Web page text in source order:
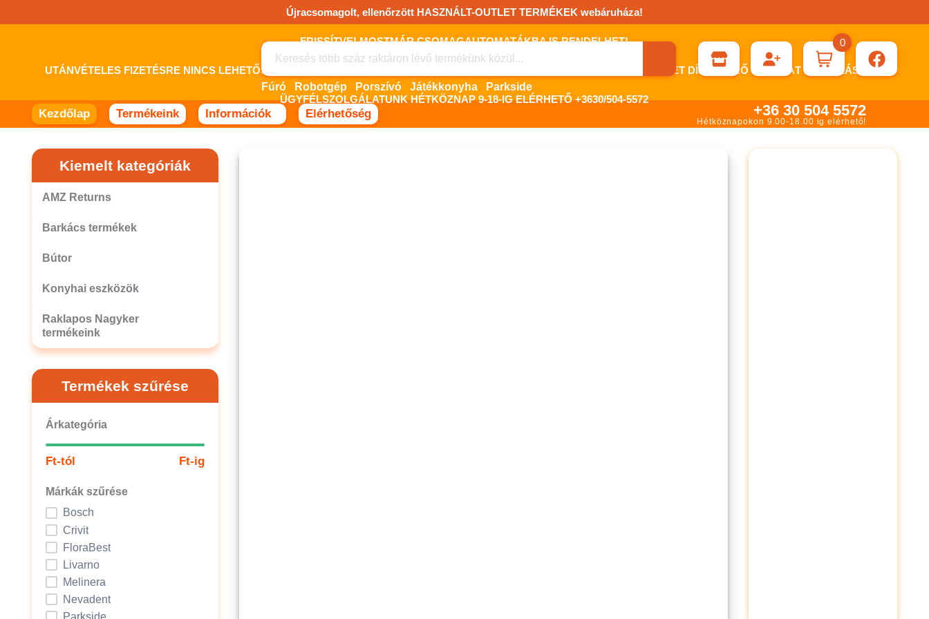
a
Újracsomagolt, ellenőrzött HASZNÁLT-OUTLET TERMÉKEK webáruháza!
FRISSÍTVE! MOSTMÁR CSOMAGAUTOMATÁKBA IS RENDELHET!
UTÁNVÉTELES FIZETÉSRE NINCS LEHETŐSÉG! FIZETNI ONLINE BANKKÁRTYÁVAL LEHETSÉGES, SZÜKSÉG ESETÉN KÉRHET DÍJBEKÉRŐ SZÁMLÁT ÁTUTALÁSHOZ.
ÜGYFÉLSZOLGÁLATUNK HÉTKÖZNAP 9-18-IG ELÉRHETŐ +3630/504-5572
Fúró Robotgép Porszívó Játékkonyha Parkside
0
Kezdőlap Termékeink Információk Elérhetőség +36 30 504 5572
Hétköznapokon 9.00-18.00 ig elérhető!
Kiemelt kategóriák
AMZ Returns
Barkács termékek
Bútor
Konyhai eszközök
Raklapos Nagyker
termékeink
Termékek szűrése
Árkategória
Ft-tól Ft-ig
Márkák szűrése
Bosch
Crivit
FloraBest
Livarno
Melinera
Nevadent